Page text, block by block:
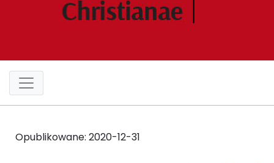
Opublikowane: 2020-12-31